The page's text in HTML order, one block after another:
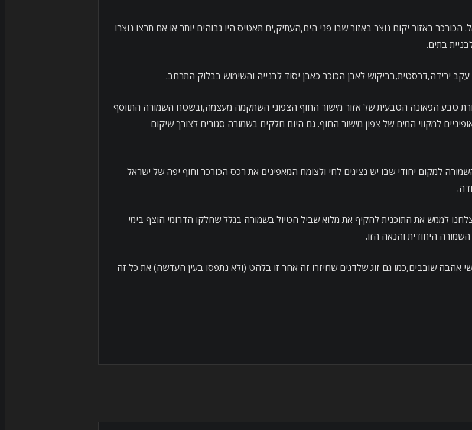
באזור יקום נוצר באזור שבו פני הים,העתיק,ים תאטיס היו גבוהים יותר או אם תרצו נוצרו
בתים.
לאבן הכוכר כאבן יסוד לבנייה והשימוש בבלוק התרחב.
טבע הפאונה הטבעית של אזור מישור החוף הצפוני השתקמה מעצמה,ובשטח השמורה התווסף
למקווי המים של צפון מישור החוף. גם היום חלקים בשמורה סגורים לצורך שיקום
למקום יחודי שבו יש נציגים לחי ולצומח המאפינים את רכס הכורכר וחוף יפה של ישראל
לממש את התוכנית להקיף את מלוא שביל הטיול בשמורה בגלל שחלקו הדרומי הוצף בימי
היחודית והנאה הזו.
אהבה שובבים,כמו גם זוג שלדגים שחיזרו זה אחר זו בלהט (ולא נתפסו בעין העדשה) את כל זה